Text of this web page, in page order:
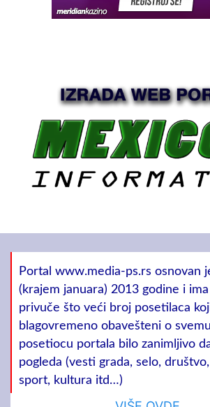
Portal www.media-ps.rs osnovan
(krajem januara) 2013 godine i
privuče što veći broj posetilaca
blagovremeno obavešteni o
posetiocu portala bilo zanimljivo
pogleda (vesti grada, selo,
sport, kultura itd…)